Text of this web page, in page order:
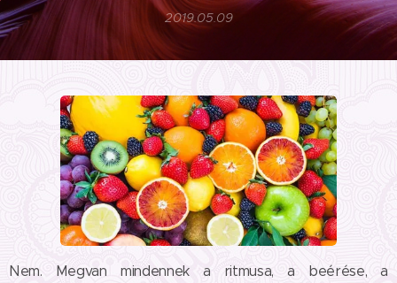
2019.05.09
Nem. Megvan mindennek a ritmusa, a beérése, a